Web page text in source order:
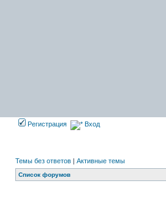
Регистрация Вход
Темы без ответов | Активные темы
Список форумов